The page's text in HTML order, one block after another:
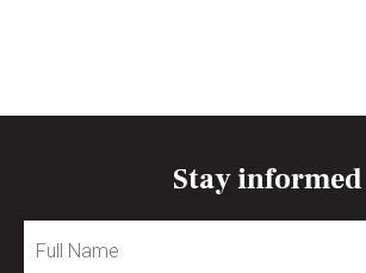
Stay informed
Name